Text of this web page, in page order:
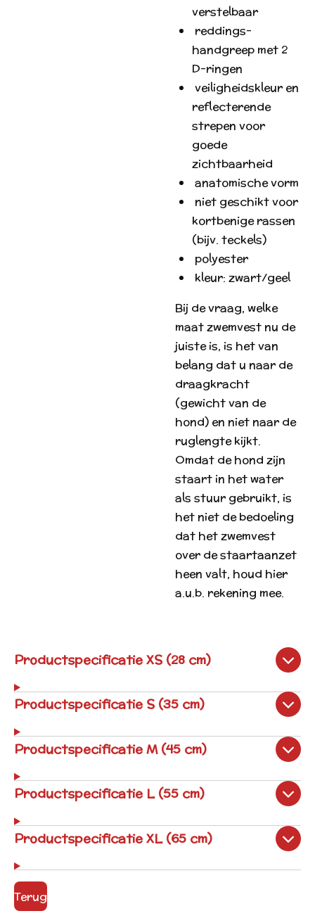
verstelbaar
reddings-
handgreep met 2
D-ringen
veiligheidskleur en
reflecterende
strepen voor
goede
zichtbaarheid
anatomische vorm
niet geschikt voor
kortbenige rassen
(bijv. teckels)
polyester
kleur: zwart/geel
Bij de vraag, welke
maat zwemvest nu de
juiste is, is het van
belang dat u naar de
draagkracht
(gewicht van de
hond) en niet naar de
ruglengte kijkt.
Omdat de hond zijn
staart in het water
als stuur gebruikt, is
het niet de bedoeling
dat het zwemvest
over de staartaanzet
heen valt, houd hier
a.u.b. rekening mee.
Productspecificatie XS (28 cm)
Productspecificatie S (35 cm)
Productspecificatie M (45 cm)
Productspecificatie L (55 cm)
Productspecificatie XL (65 cm)
Terug